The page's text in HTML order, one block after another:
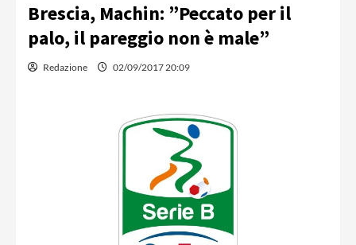
Brescia, Machin: ”Peccato per il
palo, il pareggio non è male”
Redazione 02/09/2017 20:09